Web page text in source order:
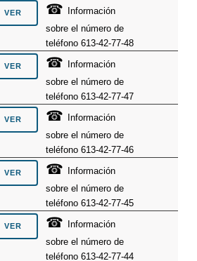
☎ Información
sobre el número de
teléfono 613-42-77-48
☎ Información
sobre el número de
teléfono 613-42-77-47
☎ Información
sobre el número de
teléfono 613-42-77-46
☎ Información
sobre el número de
teléfono 613-42-77-45
☎ Información
sobre el número de
teléfono 613-42-77-44